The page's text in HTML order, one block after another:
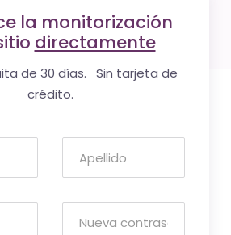
la monitorización
directamente
de 30 días. Sin tarjeta de
crédito.